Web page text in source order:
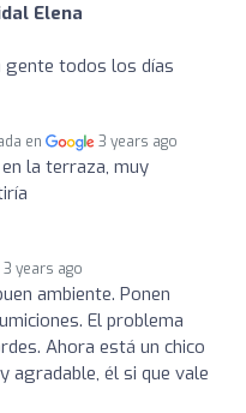
Elena
gente todos los días
en 3 years ago
la terraza, muy
3 years ago
ambiente. Ponen
El problema
Ahora está un chico
agradable, él si que vale